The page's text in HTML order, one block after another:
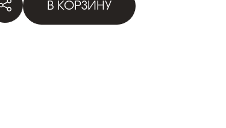
- от 5 000 ₽
В КОРЗИНУ